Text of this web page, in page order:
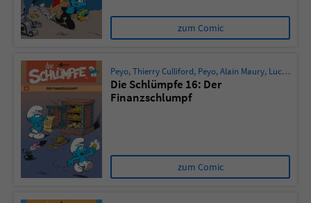
zum Comic
Peyo,Thierry Culliford, Peyo,Alain Maury, Luc Parthoens
Die Schlümpfe 16: Der
Finanzschlumpf
zum Comic